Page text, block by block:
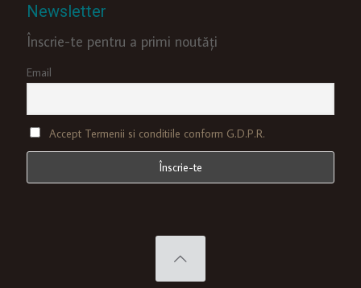
Newsletter
Înscrie-te pentru a primi noutăți
Email
Accept Termenii si conditiile conform G.D.P.R.